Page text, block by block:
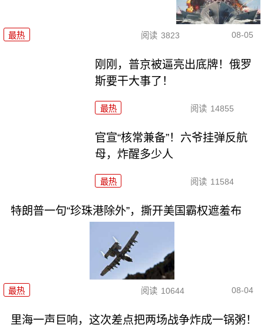
最热 阅读 3823 08-05
刚刚，普京被逼亮出底牌！俄罗
斯要干大事了！
最热 阅读 14855
官宣“核常兼备”！六爷挂弹反航
母，炸醒多少人
最热 阅读 11584
特朗普一句“珍珠港除外”，撕开美国霸权遮羞布
最热 阅读 10644 08-04
里海一声巨响，这次差点把两场战争炸成一锅粥！